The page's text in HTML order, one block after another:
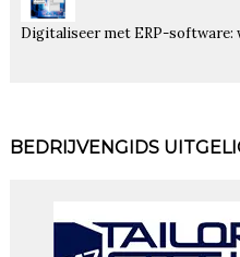
Digitaliseer met ERP-software:
BEDRIJVENGIDS